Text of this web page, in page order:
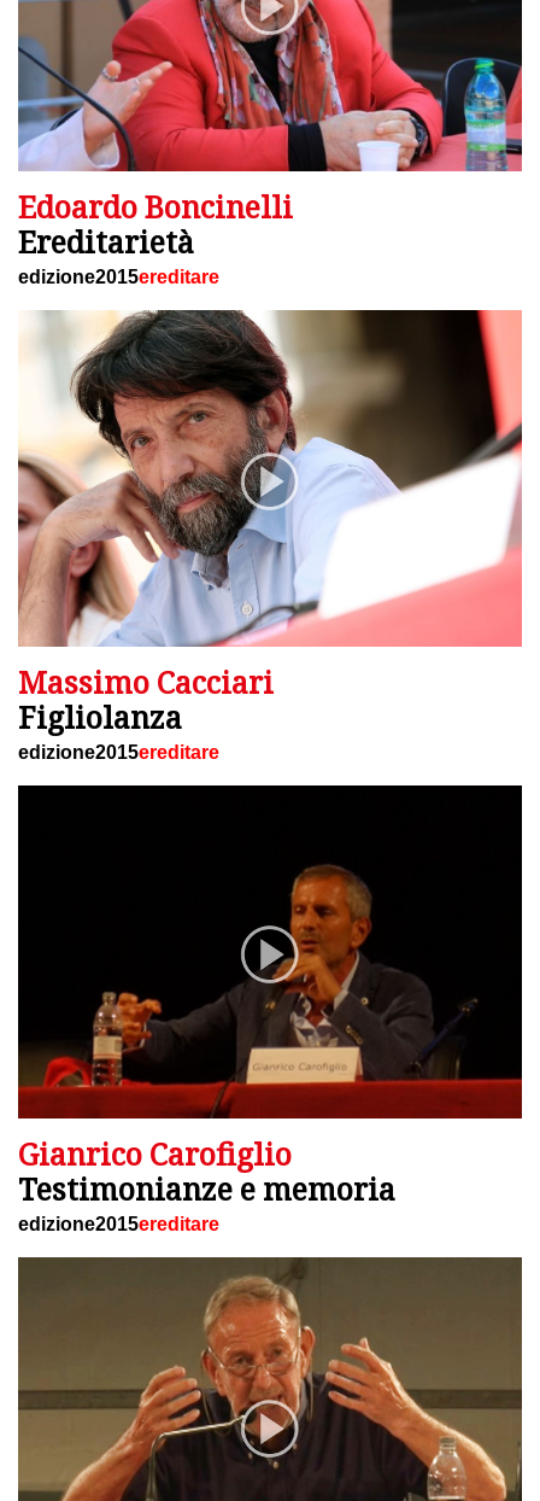
Edoardo Boncinelli
Ereditarietà
edizione2015ereditare
Massimo Cacciari
Figliolanza
edizione2015ereditare
Gianrico Carofiglio
Testimonianze e memoria
edizione2015ereditare